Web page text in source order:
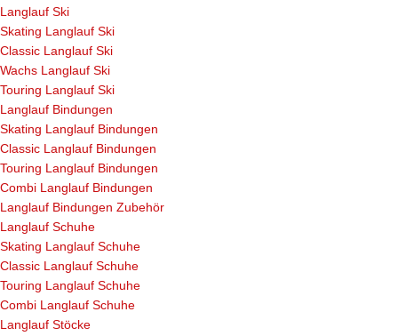
Langlauf Ski
Skating Langlauf Ski
Classic Langlauf Ski
Wachs Langlauf Ski
Touring Langlauf Ski
Langlauf Bindungen
Skating Langlauf Bindungen
Classic Langlauf Bindungen
Touring Langlauf Bindungen
Combi Langlauf Bindungen
Langlauf Bindungen Zubehör
Langlauf Schuhe
Skating Langlauf Schuhe
Classic Langlauf Schuhe
Touring Langlauf Schuhe
Combi Langlauf Schuhe
Langlauf Stöcke